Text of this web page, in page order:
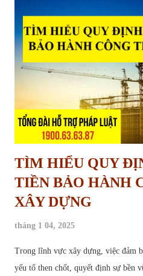
hoạch treo là hiện tượng một khu
hoạch sử dụng đất, dự kiến thực
không được triển khai trên thực tế,
“chờ đợi”, không được sử dụng đúng
TÌM HIỂU QUY
TIỀN BẢO HÀNH
XÂY DỰNG
tháng 1 04, 2025
Trong lĩnh vực xây dựng, việc đảm
yếu tố then chốt, quyết định sự bền